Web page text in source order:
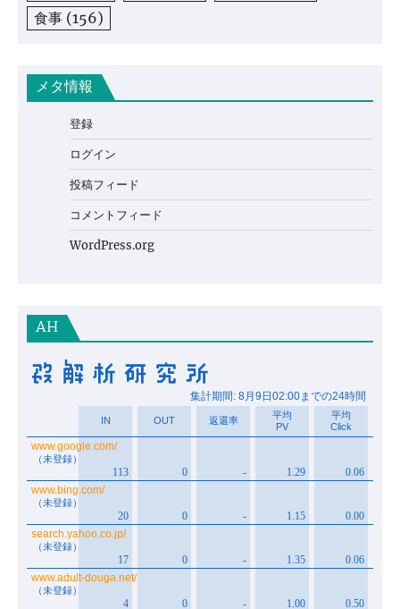
食事 (156)
メタ情報
登録
ログイン
投稿フィード
コメントフィード
WordPress.org
AH